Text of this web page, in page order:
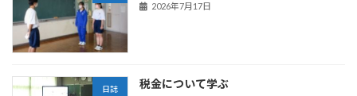
2026年7月17日
日誌 税金について学ぶ